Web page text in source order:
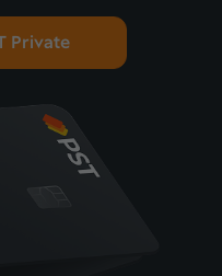
Private